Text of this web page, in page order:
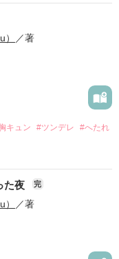
／著
キュン #ツンデレ #へたれ
た夜 完
／著